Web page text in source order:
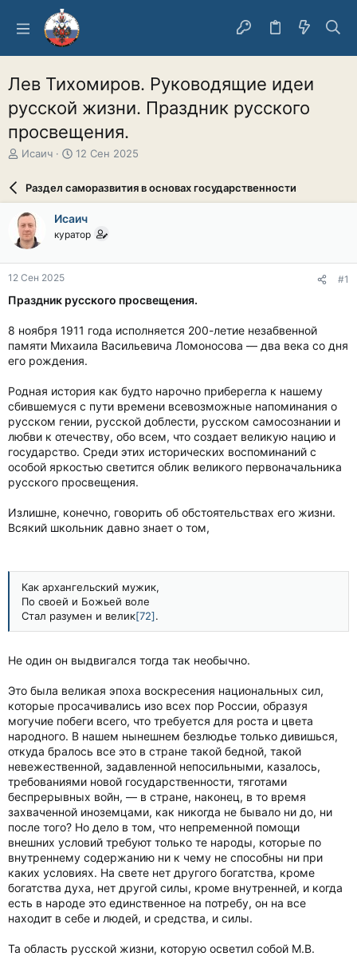
Лев Тихомиров. Руководящие идеи
русской жизни. Праздник русского
просвещения.
А
о
р
т
е
м
ы
Исаич
Д
а
а
ч
л
12 Сен 2025
Раздел саморазвития в основах государственности
Исаич
куратор
12 Сен 2025 #1
Праздник русского просвещения.
8 ноября 1911 года исполняется 200-летие незабвенной
памяти Михаила Васильевича Ломоносова — два века со дня
его рождения.
Родная история как будто нарочно приберегла к нашему
сбившемуся с пути времени всевозможные напоминания о
русском гении, русской доблести, русском самосознании и
любви к отечеству, обо всем, что создает великую нацию и
государство. Среди этих исторических воспоминаний с
особой яркостью светится облик великого первоначальника
русского просвещения.
Излишне, конечно, говорить об обстоятельствах его жизни.
Всякий школьник давно знает о том,
Как архангельский мужик,
По своей и Божьей воле
Стал разумен и велик[72].
Не один он выдвигался тогда так необычно.
Это была великая эпоха воскресения национальных сил,
которые просачивались изо всех пор России, образуя
могучие побеги всего, что требуется для роста и цвета
народного. В нашем нынешнем безлюдье только дивишься,
откуда бралось все это в стране такой бедной, такой
невежественной, задавленной непосильными, казалось,
требованиями новой государственности, тяготами
беспрерывных войн, — в стране, наконец, в то время
захваченной иноземцами, как никогда не бывало ни до, ни
после того? Но дело в том, что непременной помощи
внешних условий требуют только те народы, которые по
внутреннему содержанию ни к чему не способны ни при
каких условиях. На свете нет другого богатства, кроме
богатства духа, нет другой силы, кроме внутренней, и когда
есть в народе это единственное на потребу, он на все
находит в себе и людей, и средства, и силы.
Та область русской жизни, которую осветил собой М.В.